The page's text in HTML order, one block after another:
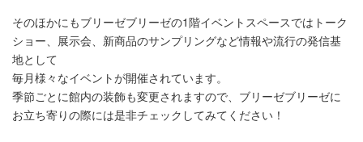
そのほかにもブリーゼブリーゼの1階イベントスペースではトーク
ショー、展示会、新商品のサンプリングなど情報や流行の発信基
地として
毎月様々なイベントが開催されています。
季節ごとに館内の装飾も変更されますので、ブリーゼブリーゼに
お立ち寄りの際には是非チェックしてみてください！